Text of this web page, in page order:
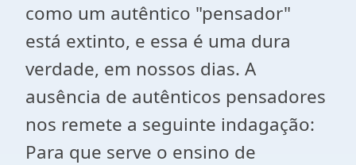
como um autêntico "pensador"
está extinto, e essa é uma dura
verdade, em nossos dias. A
ausência de autênticos pensadores
nos remete a seguinte indagação:
Para que serve o ensino de